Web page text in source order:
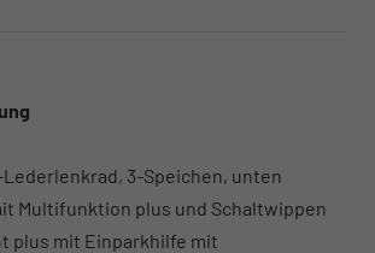
3-Speichen, unten
Multifunktion plus und Schaltwippen
plus mit Einparkhilfe mit